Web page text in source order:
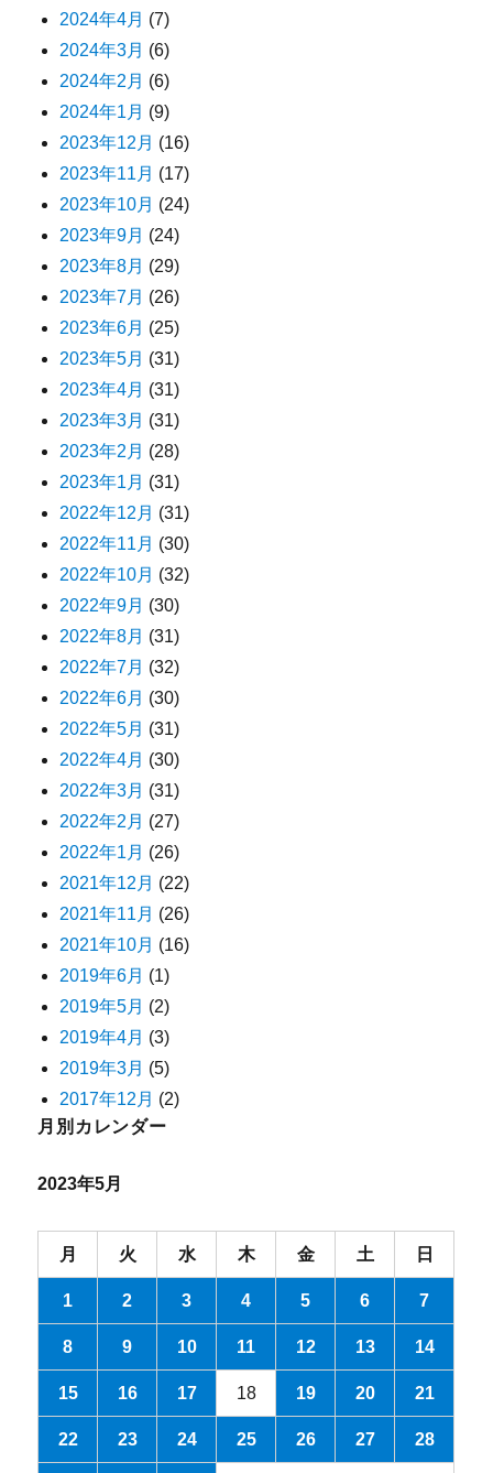
2024年4月 (7)
2024年3月 (6)
2024年2月 (6)
2024年1月 (9)
2023年12月 (16)
2023年11月 (17)
2023年10月 (24)
2023年9月 (24)
2023年8月 (29)
2023年7月 (26)
2023年6月 (25)
2023年5月 (31)
2023年4月 (31)
2023年3月 (31)
2023年2月 (28)
2023年1月 (31)
2022年12月 (31)
2022年11月 (30)
2022年10月 (32)
2022年9月 (30)
2022年8月 (31)
2022年7月 (32)
2022年6月 (30)
2022年5月 (31)
2022年4月 (30)
2022年3月 (31)
2022年2月 (27)
2022年1月 (26)
2021年12月 (22)
2021年11月 (26)
2021年10月 (16)
2019年6月 (1)
2019年5月 (2)
2019年4月 (3)
2019年3月 (5)
2017年12月 (2)
月別カレンダー
2023年5月
月 火 水 木 金 土 日
1 2 3 4 5 6 7
8 9 10 11 12 13 14
15 16 17 18 19 20 21
22 23 24 25 26 27 28